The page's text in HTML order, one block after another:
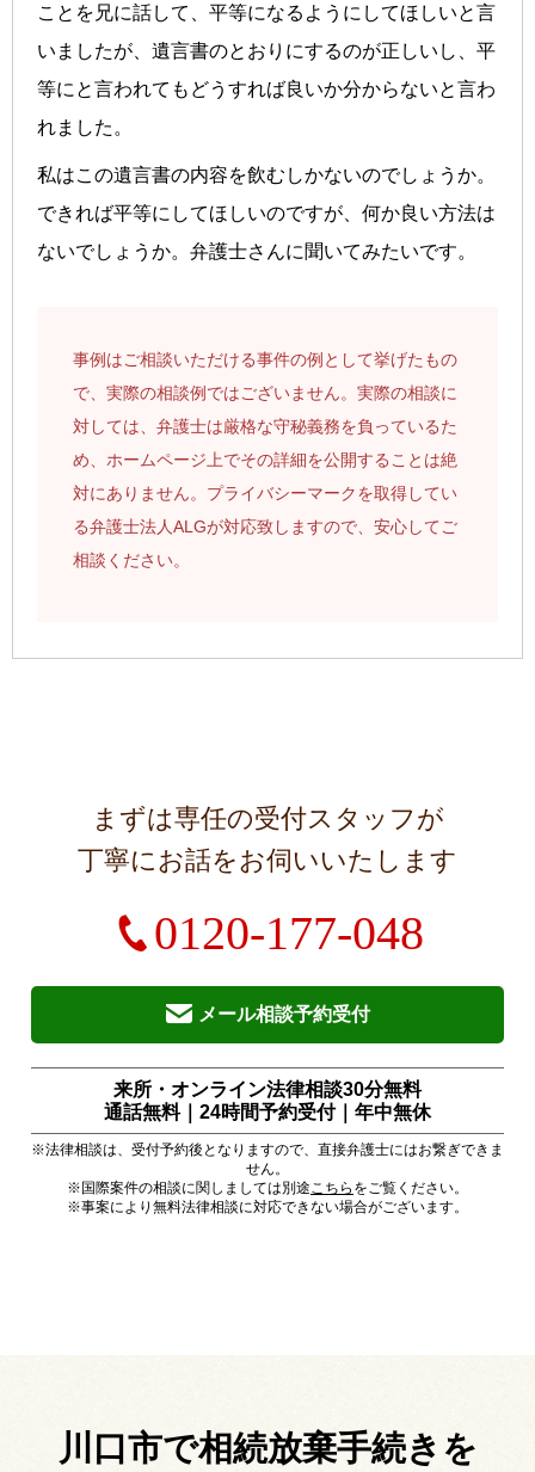
ことを兄に話して、平等になるようにしてほしいと言
いましたが、遺言書のとおりにするのが正しいし、平
等にと言われてもどうすれば良いか分からないと言わ
れました。
私はこの遺言書の内容を飲むしかないのでしょうか。
できれば平等にしてほしいのですが、何か良い方法は
ないでしょうか。弁護士さんに聞いてみたいです。
事例はご相談いただける事件の例として挙げたもの
で、実際の相談例ではございません。実際の相談に
対しては、弁護士は厳格な守秘義務を負っているた
め、ホームページ上でその詳細を公開することは絶
対にありません。プライバシーマークを取得してい
る弁護士法人ALGが対応致しますので、安心してご
相談ください。
まずは専任の受付スタッフが
丁寧にお話をお伺いいたします
0120-177-048
メール相談予約受付
来所・オンライン法律相談30分無料
通話無料｜24時間予約受付｜ 年中無休
※法律相談は、受付予約後となりますので、直接弁護士にはお繋ぎできま
せん。
※国際案件の相談に関しましては別途こちら をご覧ください。
※事案により無料法律相談に対応できない場合がございます。
川口市で相続放棄手続きを